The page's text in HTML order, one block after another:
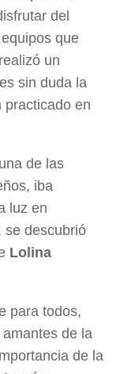
del
que
un
sin duda la
practicado en
de las
iba
luz en
se descubrió
Lolina
para todos,
de la
de la